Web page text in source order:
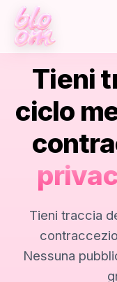
Tieni
ciclo
Tieni traccia
Nessuna